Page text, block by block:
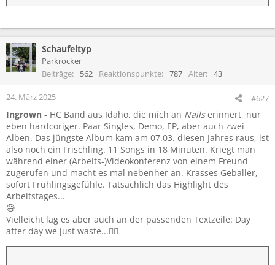
Schaufeltyp
Parkrocker
Beiträge
562 Reaktionspunkte 787 Alter 43
24. März 2025 #627
Ingrown - HC Band aus Idaho, die mich an Nailserinnert, nur
eben hardcoriger. Paar Singles, Demo, EP, aber auch zwei
Alben. Das jüngste Album kam am 07.03. diesen Jahres raus, ist
also noch ein Frischling. 11 Songs in 18 Minuten. Kriegt man
während einer (Arbeits-)Videokonferenz von einem Freund
zugerufen und macht es mal nebenher an. Krasses Geballer,
sofort Frühlingsgefühle. Tatsächlich das Highlight des
Arbeitstages...
😅
Vielleicht lag es aber auch an der passenden Textzeile: Day
after day we just waste...🤷‍♂️